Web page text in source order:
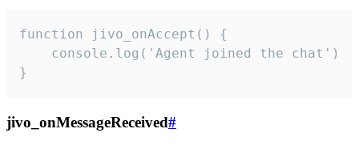
function jivo_onAccept() {
}
jivo_onMessageReceived#